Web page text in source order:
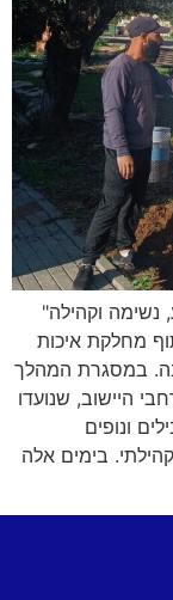
וקהילה"
מחלקת איכות
במסגרת המהלך
היישוב, שנועדו
ונופים
בימים אלה